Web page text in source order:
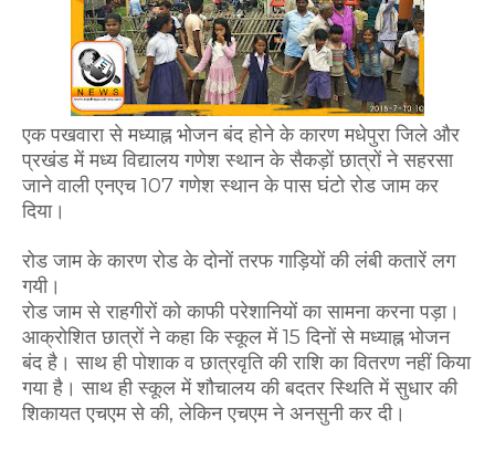
एक पखवारा से मध्याह्न भोजन बंद होने के कारण मधेपुरा जिले और
प्रखंड में मध्य विद्यालय गणेश स्थान के सैकड़ों छात्रों ने सहरसा
जाने वाली एनएच 107 गणेश स्थान के पास घंटो रोड जाम कर
दिया।
रोड जाम के कारण रोड के दोनों तरफ गाड़ियों की लंबी कतारें लग
गयी।
रोड जाम से राहगीरों को काफी परेशानियों का सामना करना पड़ा।
आक्रोशित छात्रों ने कहा कि स्कूल में 15 दिनों से मध्याह्न भोजन
बंद है। साथ ही पोशाक व छात्रवृति की राशि का वितरण नहीं किया
गया है। साथ ही स्कूल में शौचालय की बदतर स्थिति में सुधार की
शिकायत एचएम से की, लेकिन एचएम ने अनसुनी कर दी।